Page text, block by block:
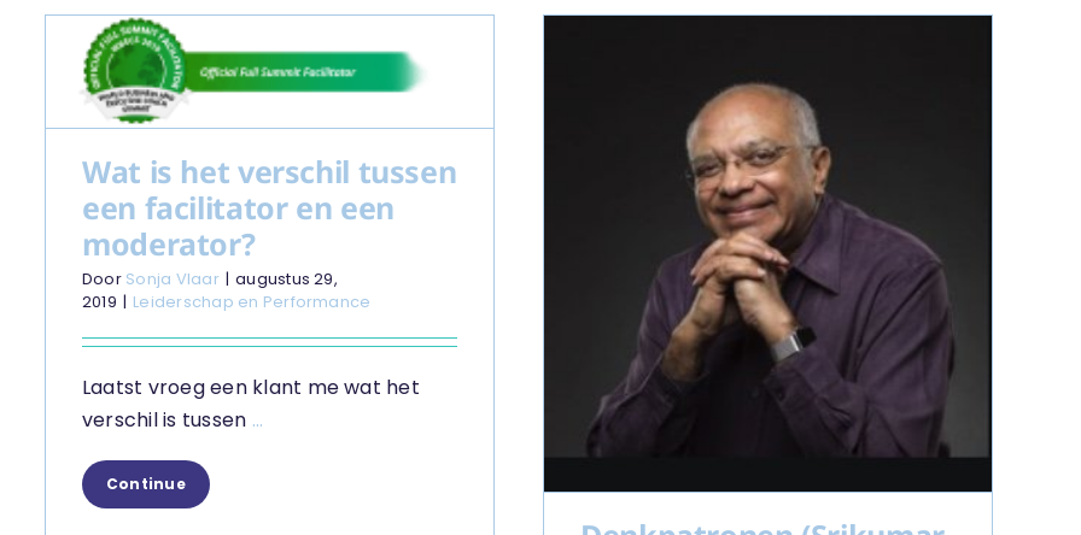
Wat is het verschil tussen
een facilitator en een
moderator?
Door Sonja Vlaar | augustus 29,
2019 | Leiderschap en Performance
Laatst vroeg een klant me wat het
verschil is tussen ...
Continue